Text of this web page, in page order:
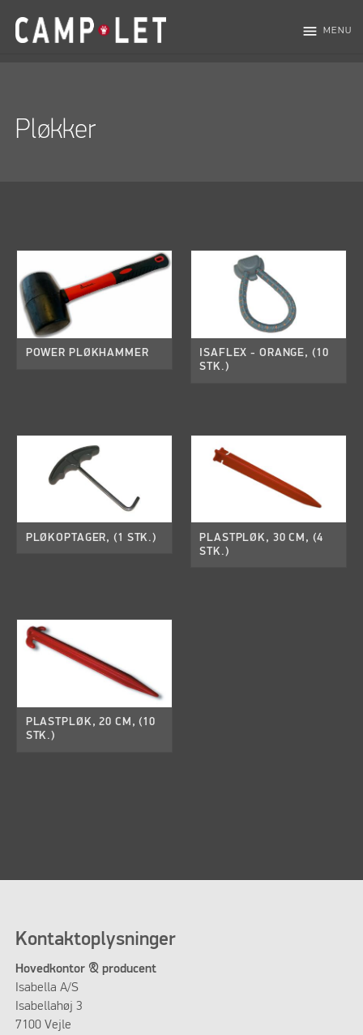
menu MENU
Pløkker
POWER PLØKHAMMER
ISAFLEX - ORANGE, (10
STK.)
PLØKOPTAGER, (1 STK.)
PLASTPLØK, 30 CM, (4
STK.)
PLASTPLØK, 20 CM, (10
STK.)
Kontaktoplysninger
Hovedkontor & producent
Isabella A/S
Isabellahøj 3
7100 Vejle